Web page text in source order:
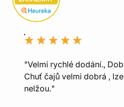
"Velmi rychlé dodání.,
Chuť čajů velmi dobrá ,
nelžou."